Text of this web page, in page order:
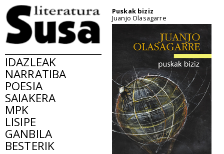
IDAZLEAK
NARRATIBA
POESIA
SAIAKERA
MPK
LISIPE
GANBILA
BESTERIK
Puskak biziz
Juanjo Olasagarre